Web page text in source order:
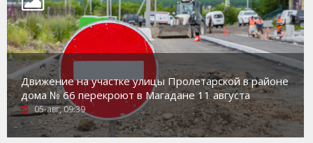
Движение на участке улицы Пролетарской в районе
дома № 66 перекроют в Магадане 11 августа
05-авг, 09:39